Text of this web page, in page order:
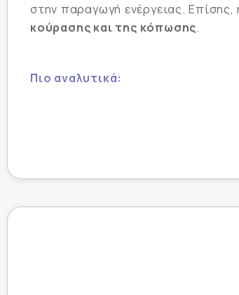
στην παραγωγή ενέργειας. Επίσης,
κούρασης και της κόπωσης.
Πιο αναλυτικά:
(θειαμίνη)
ΗΒιταμίνη Β6(πυριδοξίνη)
σύνθεση τη κυστεΐνης και
(κοβαλαμίνη)